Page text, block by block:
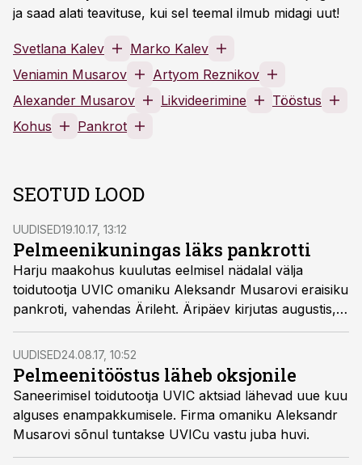
ja saad alati teavituse, kui sel teemal ilmub midagi uut!
Svetlana Kalev
Marko Kalev
Veniamin Musarov
Artyom Reznikov
Alexander Musarov
Likvideerimine
Tööstus
Kohus
Pankrot
SEOTUD LOOD
UUDISED19.10.17, 13:12
Pelmeenikuningas läks pankrotti
Harju maakohus kuulutas eelmisel nädalal välja
toidutootja UVIC omaniku Aleksandr Musarovi eraisiku
pankroti, vahendas Ärileht. Äripäev kirjutas augustis,
et UVIC on saneerimisel ning ettevõtte aktsiad lähevad
enampakkumisele.
UUDISED24.08.17, 10:52
Pelmeenitööstus läheb oksjonile
Saneerimisel toidutootja UVIC aktsiad lähevad uue kuu
alguses enampakkumisele. Firma omaniku Aleksandr
Musarovi sõnul tuntakse UVICu vastu juba huvi.